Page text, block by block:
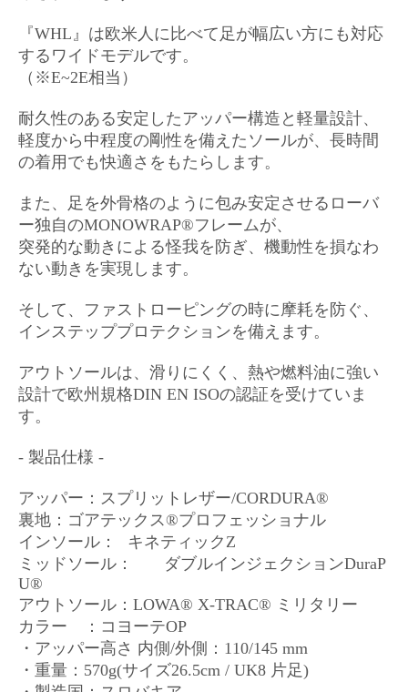
『WHL』は欧米人に比べて足が幅広い方にも対応
するワイドモデルです。
（※E~2E相当）
耐久性のある安定したアッパー構造と軽量設計、
軽度から中程度の剛性を備えたソールが、長時間
の着用でも快適さをもたらします。
また、足を外骨格のように包み安定させるローバ
ー独自のMONOWRAP®フレームが、
突発的な動きによる怪我を防ぎ、機動性を損なわ
ない動きを実現します。
そして、ファストローピングの時に摩耗を防ぐ、
インステッププロテクションを備えます。
アウトソールは、滑りにくく、熱や燃料油に強い
設計で欧州規格DIN EN ISOの認証を受けていま
す。
- 製品仕様 -
アッパー：スプリットレザー/CORDURA®
裏地：ゴアテックス®プロフェッショナル
インソール：
キネティックZ
ミッドソール：
ダブルインジェクションDuraP
U®
アウトソール：LOWA® X-TRAC® ミリタリー
カラー ：コヨーテOP
・アッパー高さ 内側/外側：110/145 mm
・重量：570g(サイズ26.5cm / UK8 片足)